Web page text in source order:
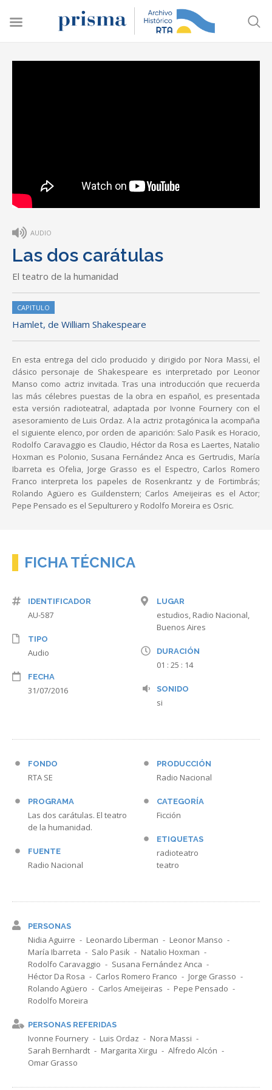
AUDIO
Las dos carátulas
El teatro de la humanidad
CAPITULO
Hamlet, de William Shakespeare
En esta entrega del ciclo producido y dirigido por Nora Massi, el
clásico personaje de Shakespeare es interpretado por Leonor
Manso como actriz invitada. Tras una introducción que recuerda
las más célebres puestas de la obra en español, es presentada
esta versión radioteatral, adaptada por Ivonne Fournery con el
asesoramiento de Luis Ordaz. A la actriz protagónica la acompaña
el siguiente elenco, por orden de aparición: Salo Pasik es Horacio,
Rodolfo Caravaggio es Claudio, Héctor da Rosa es Laertes, Natalio
Hoxman es Polonio, Susana Fernández Anca es Gertrudis, María
Ibarreta es Ofelia, Jorge Grasso es el Espectro, Carlos Romero
Franco interpreta los papeles de Rosenkrantz y de Fortimbrás;
Rolando Agüero es Guildenstern; Carlos Ameijeiras es el Actor;
Pepe Pensado es el Sepulturero y Rodolfo Moreira es Osric.
FICHA TÉCNICA
IDENTIFICADOR
AU-587
TIPO
Audio
FECHA
31/07/2016
LUGAR
estudios, Radio Nacional,
Buenos Aires
DURACIÓN
01 : 25 : 14
SONIDO
si
FONDO
RTA SE
PROGRAMA
Las dos carátulas. El teatro
de la humanidad.
FUENTE
Radio Nacional
PRODUCCIÓN
Radio Nacional
CATEGORÍA
Ficción
ETIQUETAS
radioteatro
teatro
PERSONAS
Nidia Aguirre Leonardo Liberman
Leonor Manso
María Ibarreta
Salo Pasik
Natalio Hoxman
Rodolfo Caravaggio
Susana Fernández Anca
Héctor Da Rosa
Carlos Romero Franco
Jorge Grasso
Rolando Agüero
Carlos Ameijeiras
Pepe Pensado
Rodolfo Moreira
PERSONAS REFERIDAS
Ivonne Fournery Luis Ordaz
Nora Massi
Sarah Bernhardt
Margarita Xirgu
Alfredo Alcón
Omar Grasso